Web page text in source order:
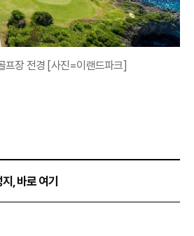
프장 전경 [사진=이랜드파크]
, 바로 여기